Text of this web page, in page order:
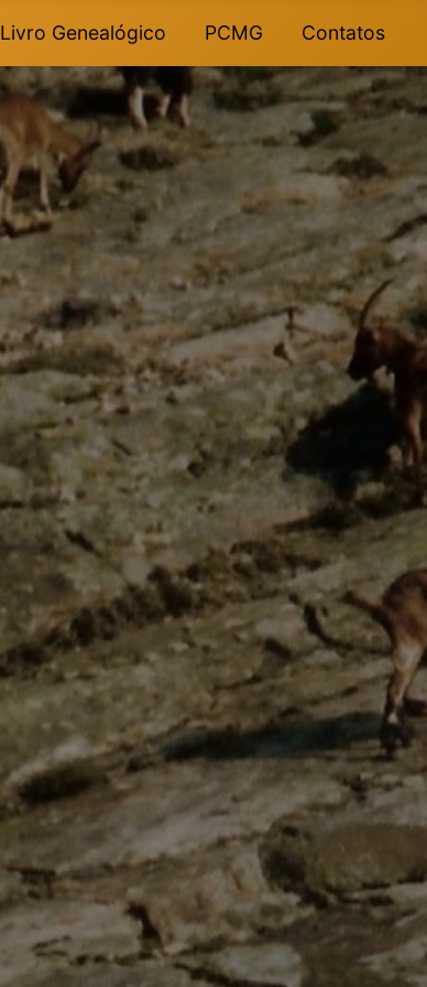
Livro Genealógico PCMG Contatos